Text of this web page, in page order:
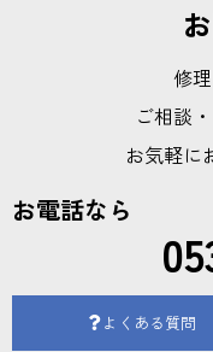
修
ご相談
お気軽に
お電話なら
よくある質問